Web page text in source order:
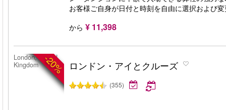
お客様ご自身が日付と時刻を自由に選択および
から ¥ 11,398
-20%
London, United
Kingdom
ロンドン・アイとクルーズ
(355)